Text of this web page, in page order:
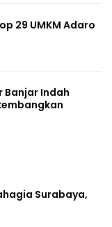
29 UMKM Adaro
Banjar Indah
Surabaya,